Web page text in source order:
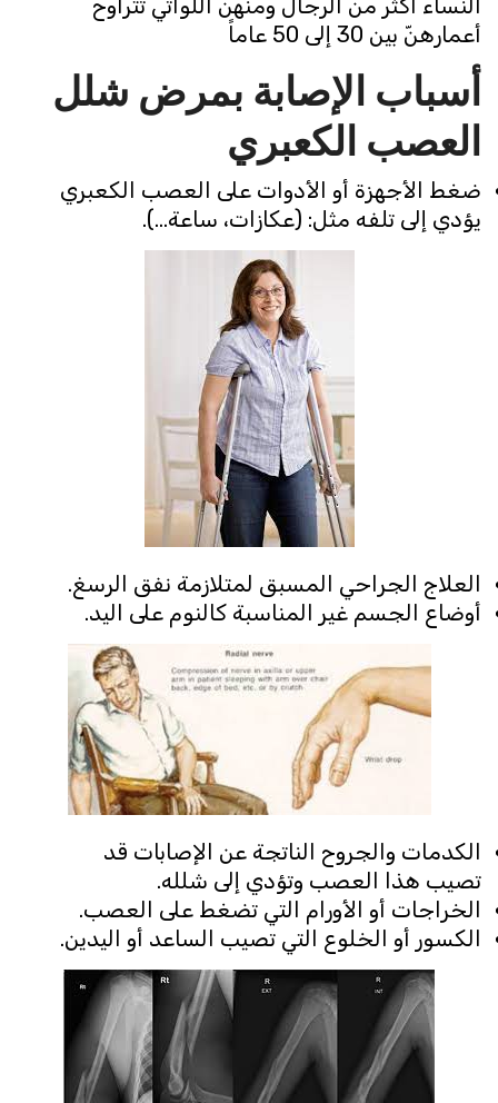
أعمارهنّ بين 30 إلى 50 عاماً
أسباب الإصابة بمرض شلل
العصب الكعبري
ضغط الأجهزة أو الأدوات على العصب الكعبري
يؤدي إلى تلفه مثل: (عكازات، ساعة…).
العلاج الجراحي المسبق لمتلازمة نفق الرسغ.
أوضاع الجسم غير المناسبة كالنوم على اليد.
الكدمات والجروح الناتجة عن الإصابات قد
تصيب هذا العصب وتؤدي إلى شلله.
الخراجات أو الأورام التي تضغط على العصب.
الكسور أو الخلوع التي تصيب الساعد أو اليدين.